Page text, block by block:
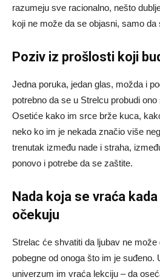
razumeju sve racionalno, nešto
koji ne može da se objasni, samo da
Poziv iz prošlosti koji
Jedna poruka, jedan glas, možda i
potrebno da se u Strelcu probudi
Osetiće kako im srce brže kuca,
neko ko im je nekada značio više
trenutak između nade i straha,
ponovo i potrebe da se zaštite.
Nada koja se vraća
očekuju
Strelac će shvatiti da ljubav ne
pobegne od onoga što im je suđeno.
univerzum im vraća lekciju – da